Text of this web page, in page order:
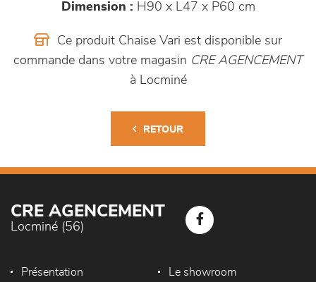
Dimension : H90 x L47 x P60 cm
Ce produit Chaise Vari est disponible sur
commande dans votre magasin CRE AGENCEMENT
à Locminé
RETOUR
CRE AGENCEMENT
Locminé (56)
Présentation Le showroom